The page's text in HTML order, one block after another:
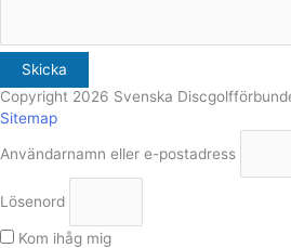
Skicka
Copyright 2026 Svenska
Sitemap
Användarnamn eller e-postadress
Lösenord
Kom ihåg mig